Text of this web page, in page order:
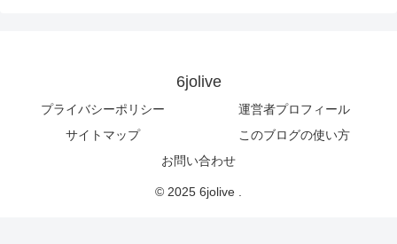
6jolive
プライバシーポリシー
運営者プロフィール
サイトマップ
このブログの使い方
お問い合わせ
© 2025 6jolive .